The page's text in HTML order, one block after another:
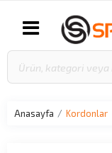
Anasayfa Kordonlar